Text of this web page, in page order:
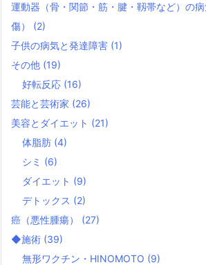
運動器（骨・関節・筋・腱・靱帯など）の
傷） (2)
子供の病気と発達障害 (1)
その他 (19)
好転反応 (16)
芸能と芸術家 (26)
美容とダイエット (21)
体脂肪 (4)
シミ (6)
ダイエット (9)
デトックス (2)
癌（悪性腫瘍） (27)
◆施術 (39)
無形ワクチン・HINOMOTO (9)